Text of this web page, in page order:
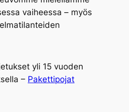
vaiheessa – myös
yli 15 vuoden
– Pakettipojat